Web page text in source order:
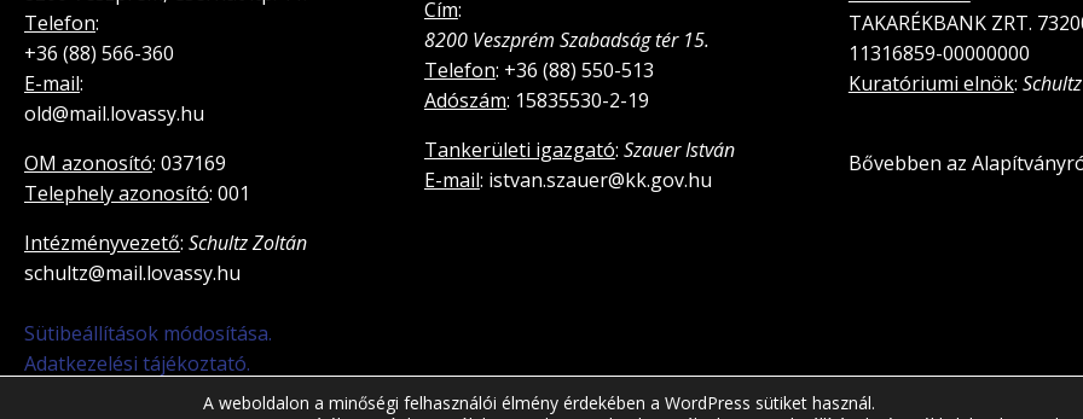
Telefon:
+36 (88) 566-360
E-mail:
old@mail.lovassy.hu
OM azonosító: 037169
Telephely azonosító: 001
Intézményvezető: Schultz Zoltán
schultz@mail.lovassy.hu
Sütibeállítások módosítása.
Adatkezelési tájékoztató.
Cím:
8200 Veszprém Szabadság tér 15.
Telefon: +36 (88) 550-513
Adószám: 15835530-2-19
Tankerületi igazgató: Szauer István
E-mail: istvan.szauer@kk.gov.hu
TAKARÉKBANK ZRT.
11316859-00000000
Kuratóriumi elnök:
Bővebben az
A weboldalon a minőségi felhasználói élmény érdekében a WordPress sütiket használ.